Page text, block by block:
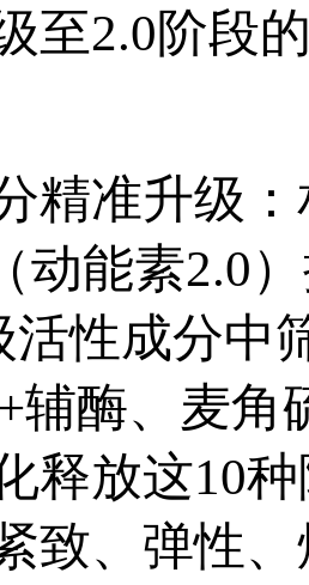
至2.0阶段
精准升级
动能素2.0
活性成分中
辅酶、麦
释放这10
致、弹性